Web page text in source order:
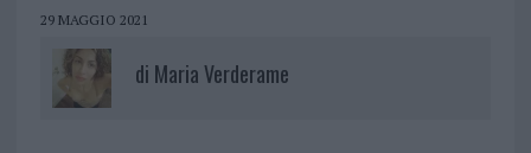
29 MAGGIO 2021
di Maria Verderame